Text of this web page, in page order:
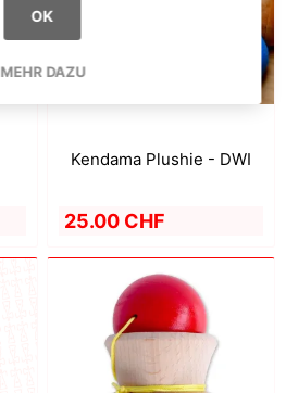
Kendama Plushie - DWI
25.00 CHF
OK
MEHR DAZU